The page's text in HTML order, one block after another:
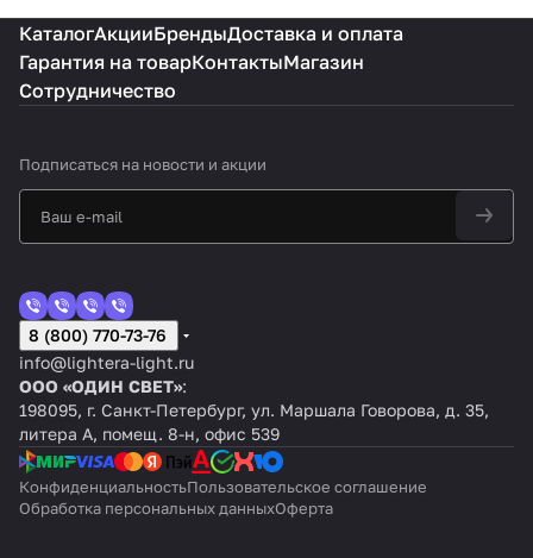
КаталогАкцииБрендыДоставка и оплата
Гарантия на товарКонтактыМагазин
Сотрудничество
Подписаться на новости и акции
8 (800) 770-73-76
info@lightera-light.ru
ООО «ОДИН СВЕТ»:
198095, г. Санкт-Петербург, ул. Маршала Говорова, д. 35,
литера А, помещ. 8-н, офис 539
КонфиденциальностьПользовательское соглашение
Обработка персональных данныхОферта